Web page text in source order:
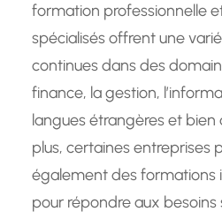
formation professionnelle
spécialisés offrent une
continues dans des
finance, la gestion,
langues étrangères et bien
plus, certaines entreprises
également des formations
pour répondre aux